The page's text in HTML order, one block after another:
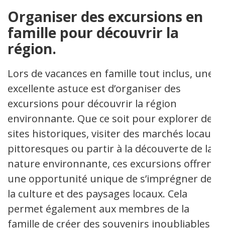
Organiser des excursions en
famille pour découvrir la
région.
Lors de vacances en famille tout inclus, une
excellente astuce est d’organiser des
excursions pour découvrir la région
environnante. Que ce soit pour explorer des
sites historiques, visiter des marchés locaux
pittoresques ou partir à la découverte de la
nature environnante, ces excursions offrent
une opportunité unique de s’imprégner de
la culture et des paysages locaux. Cela
permet également aux membres de la
famille de créer des souvenirs inoubliables